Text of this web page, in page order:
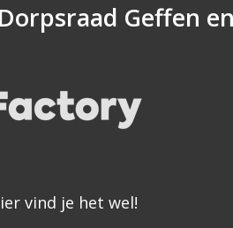
Dorpsraad Geffen en
vind je het wel!